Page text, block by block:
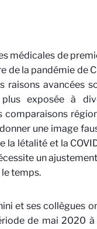
médicales de
de la pandémie de
raisons avancées
exposée à
comparaisons
une image
la létalité et la
un
temps.
et ses collègues
de mai 2020